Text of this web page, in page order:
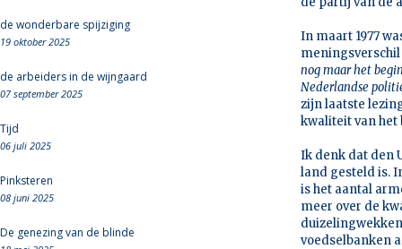
de wonderbare spijziging
19 oktober 2025
de arbeiders in de wijngaard
07 september 2025
Tijd
06 juli 2025
Pinksteren
08 juni 2025
De genezing van de blinde
In maart 1977
nog maar het
Nederlandse
zijn laatste
kwaliteit van het
Ik denk dat den
land gesteld is.
is het aantal
meer over de
voedselbanken